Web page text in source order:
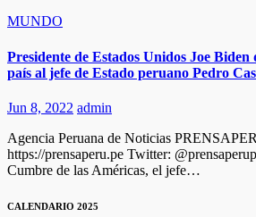
MUNDO
Presidente de Estados Unidos Joe Biden
país al jefe de Estado peruano Pedro
Jun 8, 2022 admin
Agencia Peruana de Noticias
https://prensaperu.pe Twitter:
Cumbre de las Américas, el jefe…
CALENDARIO 2025